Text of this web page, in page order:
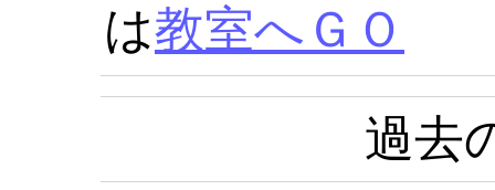
は教室へＧＯ
過去